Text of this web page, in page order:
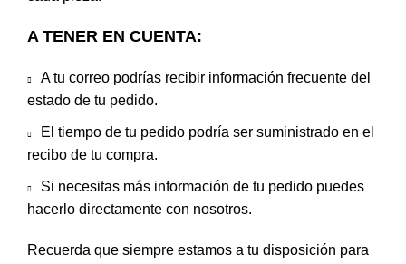
A TENER EN CUENTA:
A tu correo podrías recibir información frecuente del
estado de tu pedido.
El tiempo de tu pedido podría ser suministrado en el
recibo de tu compra.
Si necesitas más información de tu pedido puedes
hacerlo directamente con nosotros.
Recuerda que siempre estamos a tu disposición para